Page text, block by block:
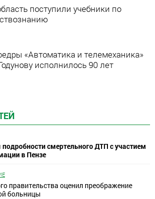
смертельного ДТП с участием
в Пензе
правительства оценил преображение
больницы
поступили учебники по
«Автоматика и телемеханика»
исполнилось 90 лет